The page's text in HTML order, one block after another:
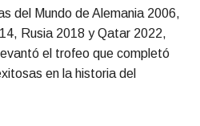
del Mundo de Alemania 2006,
Rusia 2018 y Qatar 2022,
el trofeo que completó
en la historia del